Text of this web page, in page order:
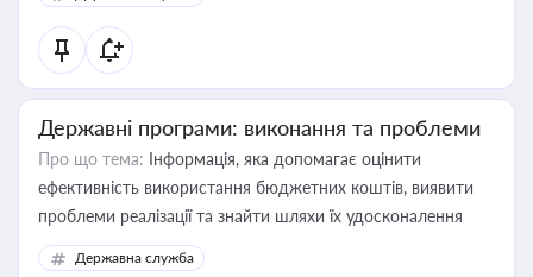
Державні програми: виконання та проблеми
Про що тема: Інформація, яка допомагає оцінити
ефективність використання бюджетних коштів, виявити
проблеми реалізації та знайти шляхи їх удосконалення
Державна служба